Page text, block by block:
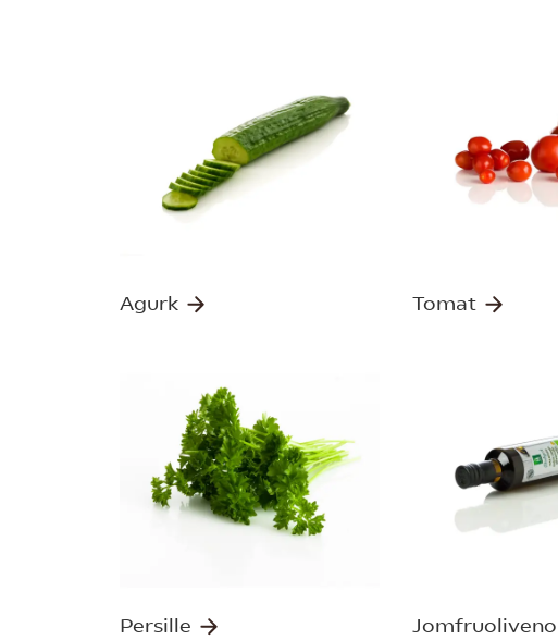
Agurk Tomat
Persille